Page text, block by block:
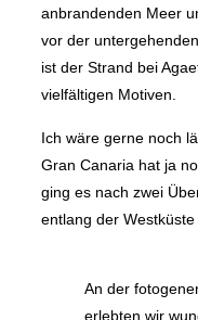
anbrandenden Meer
vor der
ist der Strand bei
vielfältigen Motiven.
Ich wäre gerne noch
Gran Canaria hat ja
ging es nach zwei
entlang der
An der
erlebten wir